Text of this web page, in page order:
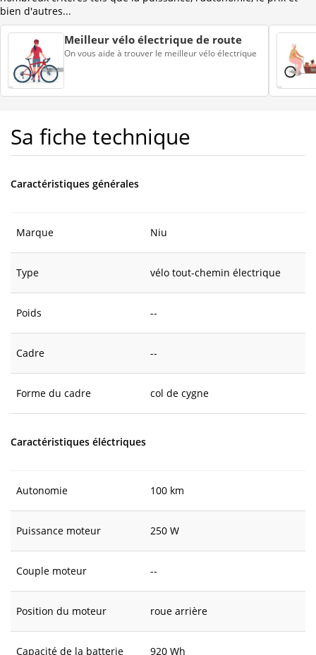
bien d'autres...
Meilleur vélo électrique de route
On vous aide à trouver le meilleur vélo électrique
Sa fiche technique
Caractéristiques générales
Marque Niu
Type vélo tout-chemin électrique
Poids --
Cadre --
Forme du cadre col de cygne
Caractéristiques éléctriques
Autonomie 100 km
Puissance moteur 250 W
Couple moteur --
Position du moteur roue arrière
Capacité de la batterie 920 Wh